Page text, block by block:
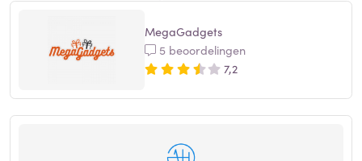
MegaGadgets
5 beoordelingen
7,2